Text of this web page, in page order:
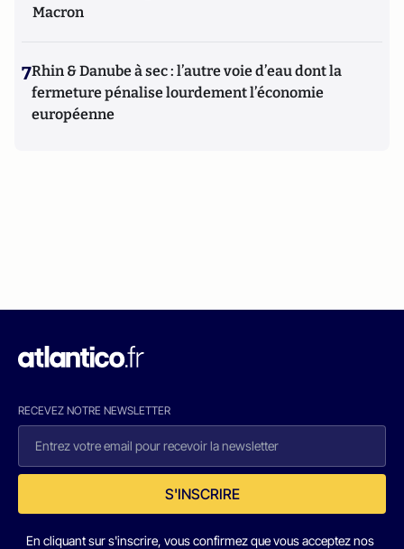
Macron
7Rhin & Danube à sec : l’autre voie d’eau dont la
fermeture pénalise lourdement l’économie
européenne
RECEVEZ NOTRE NEWSLETTER
S'INSCRIRE
En cliquant sur s'inscrire, vous confirmez que vous acceptez nos